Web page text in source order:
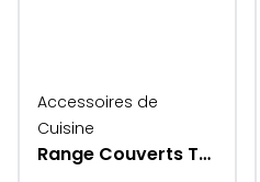
Accessoires de
Cuisine
Range Couverts Traybond MESAN